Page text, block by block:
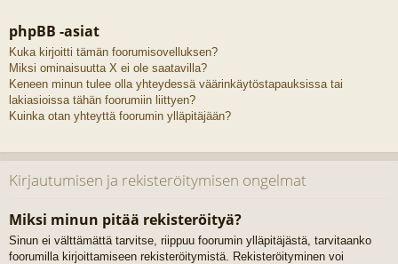
phpBB -asiat
Kuka kirjoitti tämän foorumisovelluksen?
Miksi ominaisuutta X ei ole saatavilla?
Keneen minun tulee olla yhteydessä väärinkäytöstapauksissa tai
lakiasioissa tähän foorumiin liittyen?
Kuinka otan yhteyttä foorumin ylläpitäjään?
Kirjautumisen ja rekisteröitymisen ongelmat
Miksi minun pitää rekisteröityä?
Sinun ei välttämättä tarvitse, riippuu foorumin ylläpitäjästä, tarvitaanko
foorumilla kirjoittamiseen rekisteröitymistä. Rekisteröityminen voi